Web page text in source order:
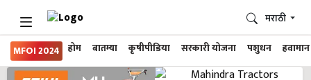
MFOI 2024 होम बातम्या कृषीपीडिया सरकारी योजना पशुधन हवामान
मराठी